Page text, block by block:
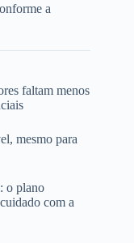
a
faltam menos
mesmo para
: o plano
com a